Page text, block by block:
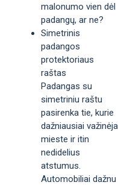
malonumo vien dėl
padangų, ar ne?
Simetrinis
padangos
protektoriaus
raštas
Padangas su
simetriniu raštu
pasirenka tie, kurie
dažniausiai važinėja
mieste ir itin
nedidelius
atstumus.
Automobiliai dažnu